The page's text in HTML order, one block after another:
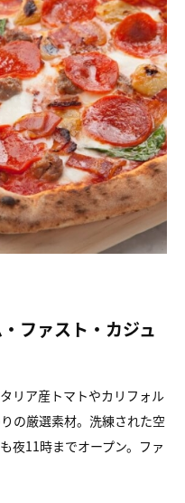
ファスト・カジュ
リア産トマトやカリフォル
の厳選素材。洗練された空
夜11時までオープン。ファ